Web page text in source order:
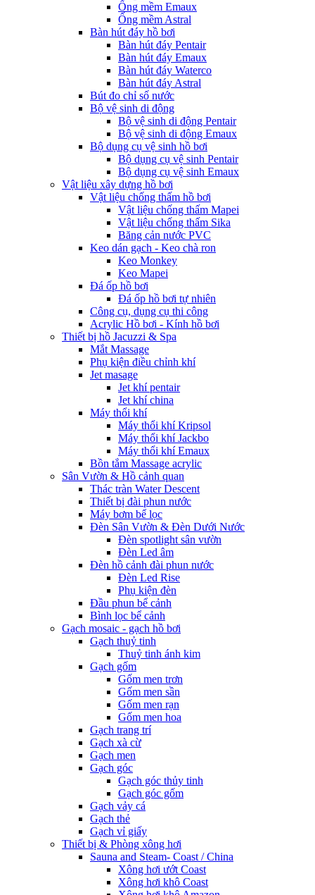
Ống mềm Emaux
Ống mềm Astral
Bàn hút đáy hồ bơi
Bàn hút đáy Pentair
Bàn hút đáy Emaux
Bàn hút đáy Waterco
Bàn hút đáy Astral
Bút đo chỉ số nước
Bộ vệ sinh di động
Bộ vệ sinh di động Pentair
Bộ vệ sinh di động Emaux
Bộ dụng cụ vệ sinh hồ bơi
Bộ dụng cụ vệ sinh Pentair
Bộ dụng cụ vệ sinh Emaux
Vật liệu xây dựng hồ bơi
Vật liệu chống thấm hồ bơi
Vật liệu chống thấm Mapei
Vật liệu chống thấm Sika
Băng cản nước PVC
Keo dán gạch - Keo chà ron
Keo Monkey
Keo Mapei
Đá ốp hồ bơi
Đá ốp hồ bơi tự nhiên
Công cụ, dụng cụ thi công
Acrylic Hồ bơi - Kính hồ bơi
Thiết bị hồ Jacuzzi & Spa
Mắt Massage
Phụ kiện điều chỉnh khí
Jet masage
Jet khí pentair
Jet khí china
Máy thổi khí
Máy thổi khí Kripsol
Máy thổi khí Jackbo
Máy thổi khí Emaux
Bồn tắm Massage acrylic
Sân Vườn & Hồ cảnh quan
Thác tràn Water Descent
Thiết bị đài phun nước
Máy bơm bể lọc
Đèn Sân Vườn & Đèn Dưới Nước
Đèn spotlight sân vườn
Đèn Led âm
Đèn hồ cảnh đài phun nước
Đèn Led Rise
Phụ kiện đèn
Đầu phun bể cảnh
Bình lọc bể cảnh
Gạch mosaic - gạch hồ bơi
Gạch thuỷ tinh
Thuỷ tinh ánh kim
Gạch gốm
Gốm men trơn
Gốm men sần
Gốm men rạn
Gốm men hoa
Gạch trang trí
Gạch xà cừ
Gạch men
Gạch góc
Gạch góc thủy tinh
Gạch góc gốm
Gạch vảy cá
Gạch thẻ
Gạch vỉ giấy
Thiết bị & Phòng xông hơi
Sauna and Steam- Coast / China
Xông hơi ướt Coast
Xông hơi khô Coast